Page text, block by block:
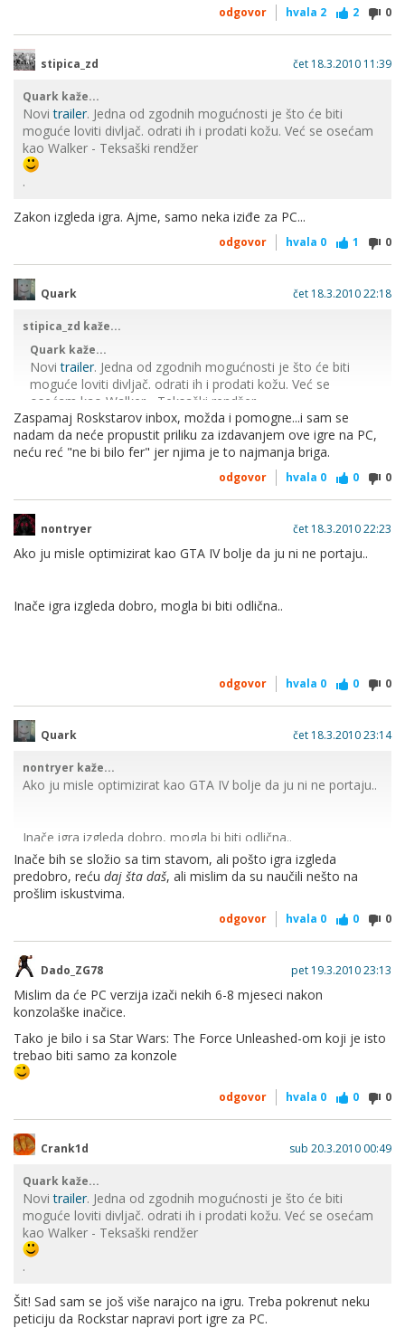
odgovor hvala 2 2 0
stipica_zd čet 18.3.2010 11:39
Quark kaže...
Novitrailer. Jedna od zgodnih mogućnosti je što će biti
moguće loviti divljač. odrati ih i prodati kožu. Već se osećam
kao Walker - Teksaški rendžer
.
Zakon izgleda igra. Ajme, samo neka iziđe za PC...
odgovor hvala 0 1 0
Quark čet 18.3.2010 22:18
stipica_zd kaže...
Quark kaže...
Novitrailer. Jedna od zgodnih mogućnosti je što će biti
moguće loviti divljač. odrati ih i prodati kožu. Već se
osećam kao Walker - Teksaški rendžer
.
Zakon izgleda igra. Ajme, samo neka iziđe za PC...
Zaspamaj Roskstarov inbox, možda i pomogne...i sam se
nadam da neće propustit priliku za izdavanjem ove igre na PC,
neću reć "ne bi bilo fer" jer njima je to najmanja briga.
odgovor hvala 0 0 0
nontryer čet 18.3.2010 22:23
Ako ju misle optimizirat kao GTA IV bolje da ju ni ne portaju..
Inače igra izgleda dobro, mogla bi biti odlična..
odgovor hvala 0 0 0
Quark čet 18.3.2010 23:14
nontryer kaže...
Ako ju misle optimizirat kao GTA IV bolje da ju ni ne portaju..
Inače igra izgleda dobro, mogla bi biti odlična..
Inače bih se složio sa tim stavom, ali pošto igra izgleda
predobro, reću daj šta daš, ali mislim da su naučili nešto na
prošlim iskustvima.
odgovor hvala 0 0 0
Dado_ZG78 pet 19.3.2010 23:13
Mislim da će PC verzija izači nekih 6-8 mjeseci nakon
konzolaške inačice.
Tako je bilo i sa Star Wars: The Force Unleashed-om koji je isto
trebao biti samo za konzole
odgovor hvala 0 0 0
Crank1d sub 20.3.2010 00:49
Quark kaže...
Novitrailer. Jedna od zgodnih mogućnosti je što će biti
moguće loviti divljač. odrati ih i prodati kožu. Već se osećam
kao Walker - Teksaški rendžer
.
Šit! Sad sam se još više narajco na igru. Treba pokrenut neku
peticiju da Rockstar napravi port igre za PC.